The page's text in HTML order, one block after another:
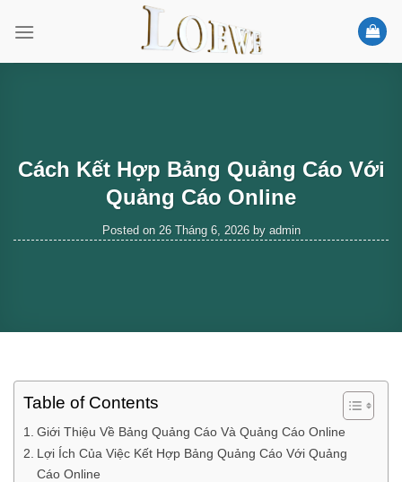
Cách Kết Hợp Bảng Quảng Cáo Với
Quảng Cáo Online
Posted on 26 Tháng 6, 2026by admin
Table of Contents
Giới Thiệu Về Bảng Quảng Cáo Và Quảng Cáo Online
Lợi Ích Của Việc Kết Hợp Bảng Quảng Cáo Với Quảng
Cáo Online